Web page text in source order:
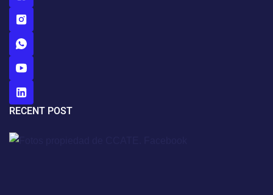
RECENT POST